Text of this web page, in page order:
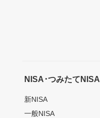
NISA･つみたてNISA
新NISA
一般NISA